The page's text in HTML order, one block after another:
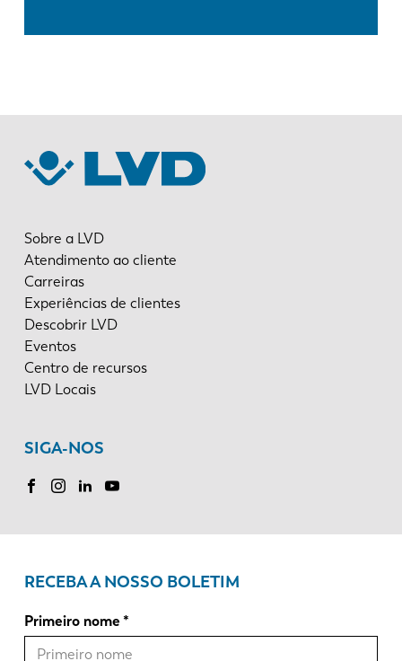
Sobre a LVD
Atendimento ao cliente
Carreiras
Experiências de clientes
Descobrir LVD
Eventos
Centro de recursos
LVD Locais
SIGA-NOS
RECEBA A NOSSO BOLETIM
Primeiro nome